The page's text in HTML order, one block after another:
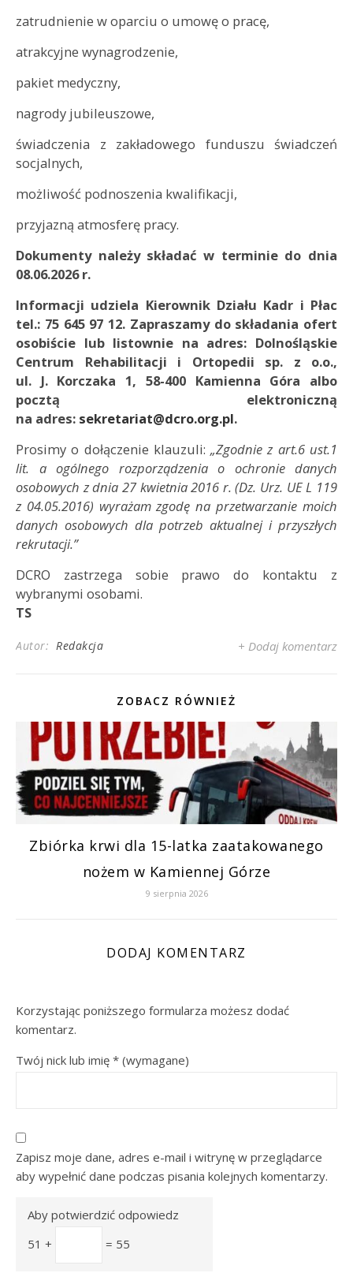
zatrudnienie w oparciu o umowę o pracę,
atrakcyjne wynagrodzenie,
pakiet medyczny,
nagrody jubileuszowe,
świadczenia z zakładowego funduszu świadczeń
socjalnych,
możliwość podnoszenia kwalifikacji,
przyjazną atmosferę pracy.
Dokumenty należy składać w terminie do dnia
08.06.2026 r.
Informacji udziela Kierownik Działu Kadr i Płac
tel.: 75 645 97 12. Zapraszamy do składania ofert
osobiście lub listownie na adres: Dolnośląskie
Centrum Rehabilitacji i Ortopedii sp. z o.o.,
ul. J. Korczaka 1, 58-400 Kamienna Góra albo
pocztą elektroniczną
na adres: sekretariat@dcro.org.pl.
Prosimy o dołączenie klauzuli:„Zgodnie z art.6 ust.1
lit. a ogólnego rozporządzenia o ochronie danych
osobowych z dnia 27 kwietnia 2016 r. (Dz. Urz. UE L 119
z 04.05.2016) wyrażam zgodę na przetwarzanie moich
danych osobowych dla potrzeb aktualnej i przyszłych
rekrutacji.”
DCRO zastrzega sobie prawo do kontaktu z
wybranymi osobami.
TS
Autor: Redakcja + Dodaj komentarz
ZOBACZ RÓWNIEŻ
Zbiórka krwi dla 15-latka zaatakowanego
nożem w Kamiennej Górze
9 sierpnia 2026
DODAJ KOMENTARZ
Korzystając poniższego formularza możesz dodać
komentarz.
Twój nick lub imię * (wymagane)
Zapisz moje dane, adres e-mail i witrynę w przeglądarce
aby wypełnić dane podczas pisania kolejnych komentarzy.
Aby potwierdzić odpowiedz
51 +
= 55